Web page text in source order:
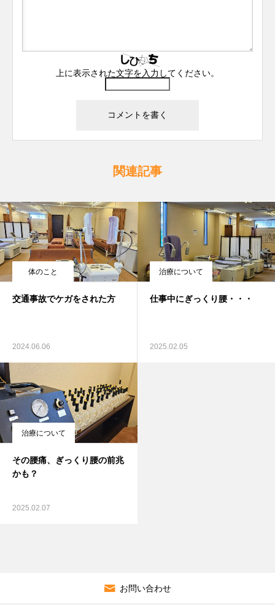
上に表示された文字を入力してください。
関連記事
体のこと
交通事故でケガをされた方
2024.06.06
治療について
仕事中にぎっくり腰・・・
2025.02.05
治療について
その腰痛、ぎっくり腰の前兆
かも？
2025.02.07
お問い合わせ